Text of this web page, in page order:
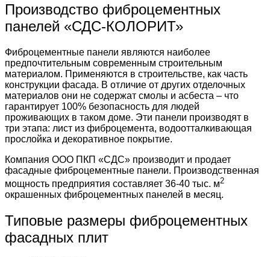
Производство фиброцементных
панелей «СДС-КОЛОРИТ»
Фиброцементные панели являются наиболее
предпочтительным современным строительным
материалом. Применяются в строительстве, как часть
конструкции фасада. В отличие от других отделочных
материалов они не содержат смолы и асбеста – что
гарантирует 100% безопасность для людей
проживающих в таком доме. Эти панели производят в
три этапа: лист из фиброцемента, водоотталкивающая
прослойка и декоративное покрытие.
Компания ООО ПКП «СДС» производит и продает
фасадные фиброцементные панели. Производственная
мощность предприятия составляет 36-40 тыс. м2
окрашенных фиброцементных панелей в месяц.
Типовые размеры фиброцементных
фасадных плит